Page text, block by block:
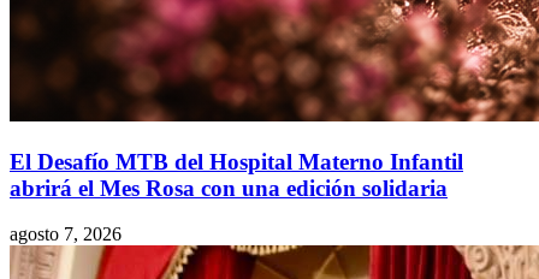
El Desafío MTB del Hospital Materno Infantil
abrirá el Mes Rosa con una edición solidaria
agosto 7, 2026